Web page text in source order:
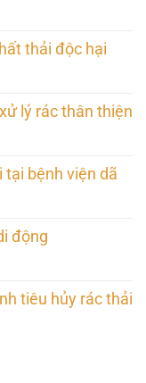
thải độc hại
lý rác thân thiện
tại bệnh viện dã
động
tiêu hủy rác thải